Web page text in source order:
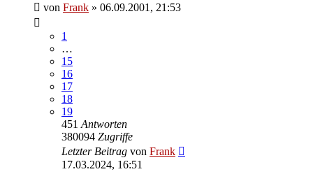
von Frank » 06.09.2001, 21:53
1
…
15
16
17
18
19
451 Antworten
380094 Zugriffe
Letzter Beitrag von Frank
17.03.2024, 16:51